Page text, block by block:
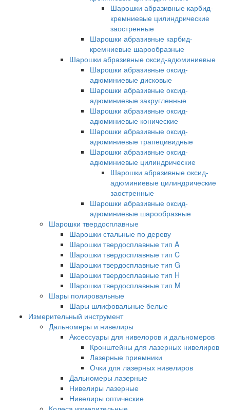
Шарошки абразивные карбид-
кремниевые цилиндрические
заостренные
Шарошки абразивные карбид-
кремниевые шарообразные
Шарошки абразивные оксид-адюминиевые
Шарошки абразивные оксид-
адюминиевые дисковые
Шарошки абразивные оксид-
адюминиевые закругленные
Шарошки абразивные оксид-
адюминиевые конические
Шарошки абразивные оксид-
адюминиевые трапецивидные
Шарошки абразивные оксид-
адюминиевые цилиндрические
Шарошки абразивные оксид-
адюминиевые цилиндрические
заостренные
Шарошки абразивные оксид-
адюминиевые шарообразные
Шарошки твердосплавные
Шарошки стальные по дереву
Шарошки твердосплавные тип A
Шарошки твердосплавные тип C
Шарошки твердосплавные тип G
Шарошки твердосплавные тип H
Шарошки твердосплавные тип M
Шары полировальные
Шары шлифовальные белые
Измерительный инструмент
Дальномеры и нивелиры
Аксессуары для нивелоров и дальномеров
Кронштейны для лазерных нивелиров
Лазерные приемники
Очки для лазерных нивелиров
Дальномеры лазерные
Нивелиры лазерные
Нивелиры оптические